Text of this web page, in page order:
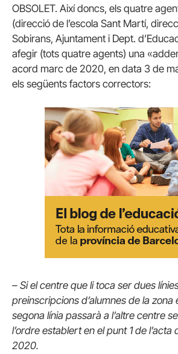
OBSOLET. Així doncs, els quatre
(direcció de l’escola Sant Martí,
Sobirans, Ajuntament i Dept.
afegir (tots quatre agents) una
acord marc de 2020, en data 3 de
els següents factors correctors:
– Si el centre que li toca ser dues
preinscripcions d’alumnes de la zona
segona línia passarà a l’altre centre
l’ordre establert en el punt 1 de l’acta
2020.